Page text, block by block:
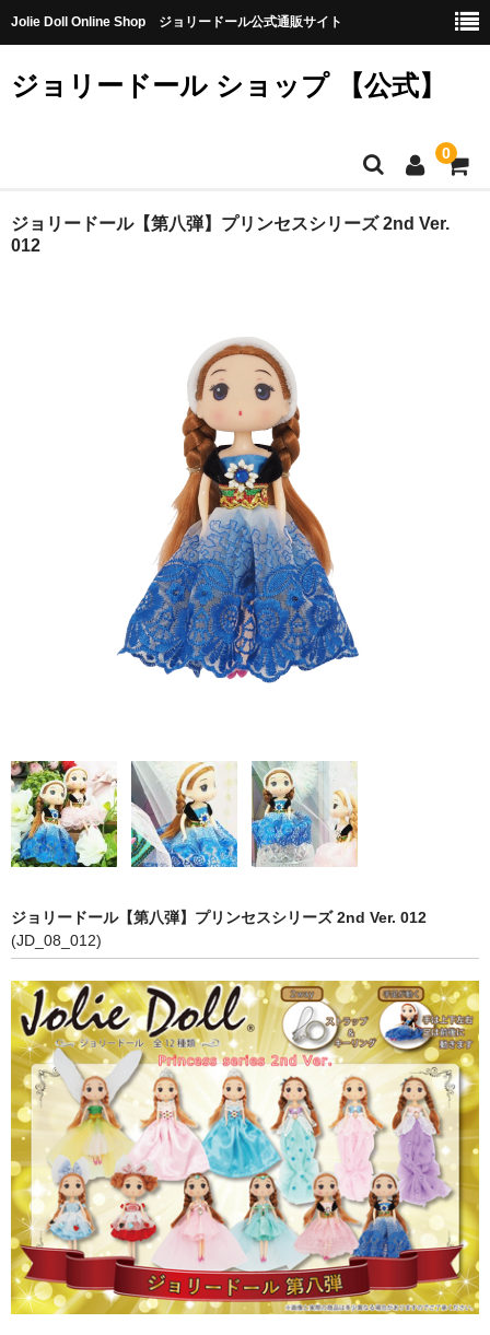
Jolie Doll Online Shop ジョリードール公式通販サイト
ジョリードール ショップ 【公式】
0
HOME
【プリンセスシリーズ】
PINK
RED
WHITE
BLUE
YELLOW
PURPLE
GREEN
ORANGE
SALMON PINK
ABOUT
CONTACT
ジョリードール【第八弾】プリンセスシリーズ 2nd Ver.
012
ジョリードール【第八弾】プリンセスシリーズ 2nd Ver. 012
(JD_08_012)